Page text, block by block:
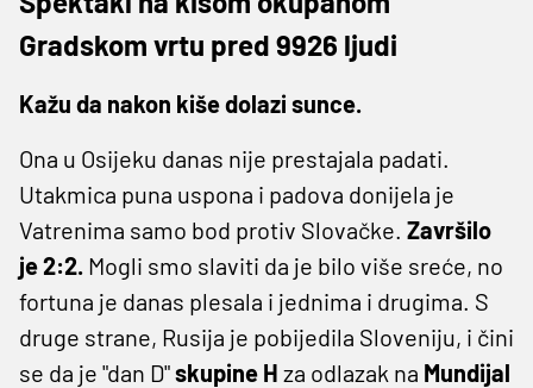
Gradskom vrtu pred 9926 ljudi
Kažu da nakon kiše dolazi sunce.
Ona u Osijeku danas nije prestajala padati.
Utakmica puna uspona i padova donijela je
Vatrenima samo bod protiv Slovačke. Završilo
je 2:2. Mogli smo slaviti da je bilo više sreće, no
fortuna je danas plesala i jednima i drugima. S
druge strane, Rusija je pobijedila Sloveniju, i čini
se da je "dan D"skupine H za odlazak na Mundijal